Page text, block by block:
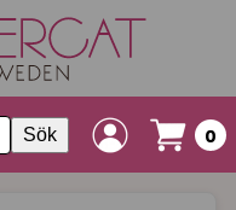
Sök 0